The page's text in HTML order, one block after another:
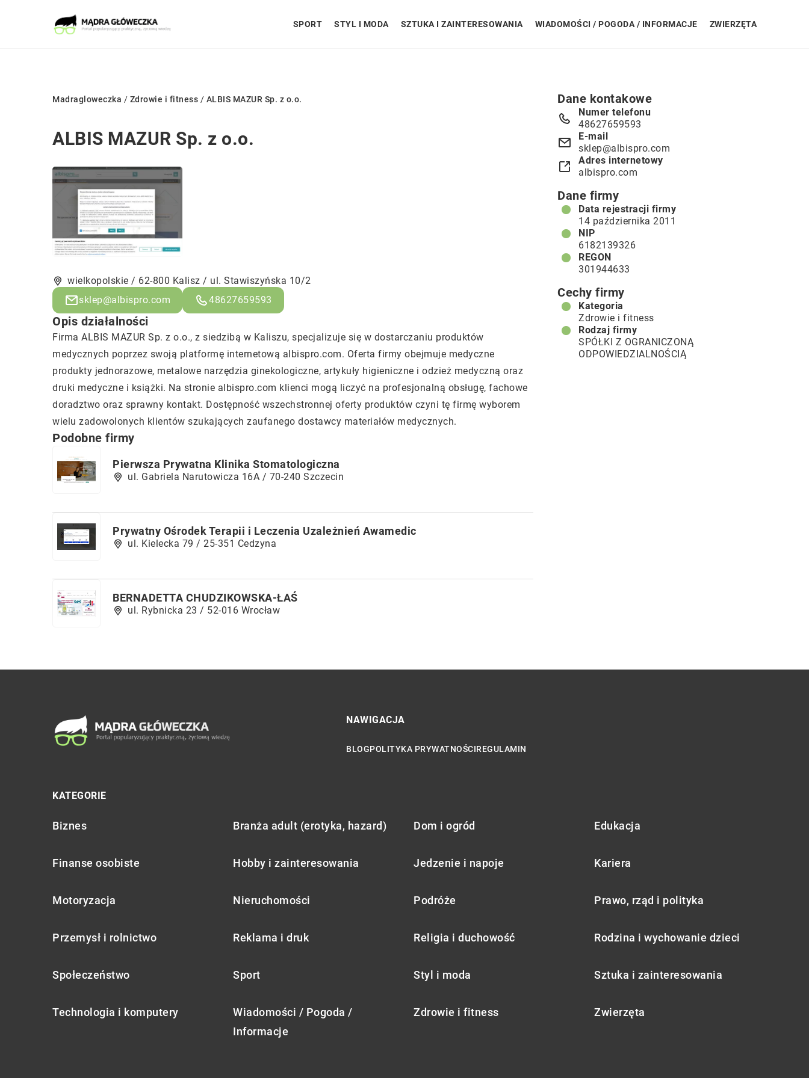
SPORT STYL I MODA SZTUKA I ZAINTERESOWANIA WIADOMOŚCI / POGODA / INFORMACJE ZWIERZĘTA
Madragloweczka / Zdrowie i fitness / ALBIS MAZUR Sp. z o.o.
ALBIS MAZUR Sp. z o.o.
wielkopolskie / 62-800 Kalisz / ul. Stawiszyńska 10/2
sklep@albispro.com
48627659593
Opis działalności
Firma ALBIS MAZUR Sp. z o.o., z siedzibą w Kaliszu, specjalizuje się w dostarczaniu produktów
medycznych poprzez swoją platformę internetową albispro.com. Oferta firmy obejmuje medyczne
produkty jednorazowe, metalowe narzędzia ginekologiczne, artykuły higieniczne i odzież medyczną oraz
druki medyczne i książki. Na stronie albispro.com klienci mogą liczyć na profesjonalną obsługę, fachowe
doradztwo oraz sprawny kontakt. Dostępność wszechstronnej oferty produktów czyni tę firmę wyborem
wielu zadowolonych klientów szukających zaufanego dostawcy materiałów medycznych.
Podobne firmy
Pierwsza Prywatna Klinika Stomatologiczna
ul. Gabriela Narutowicza 16A / 70-240 Szczecin
Prywatny Ośrodek Terapii i Leczenia Uzależnień Awamedic
ul. Kielecka 79 / 25-351 Cedzyna
BERNADETTA CHUDZIKOWSKA-ŁAŚ
ul. Rybnicka 23 / 52-016 Wrocław
Dane kontakowe
Numer telefonu
48627659593
E-mail
sklep@albispro.com
Adres internetowy
albispro.com
Dane firmy
Data rejestracji firmy
14 października 2011
NIP
6182139326
REGON
301944633
Cechy firmy
Kategoria
Zdrowie i fitness
Rodzaj firmy
SPÓŁKI Z OGRANICZONĄ
ODPOWIEDZIALNOŚCIĄ
NAWIGACJA
BLOGPOLITYKA PRYWATNOŚCIREGULAMIN
KATEGORIE
Biznes Branża adult (erotyka, hazard) Dom i ogród Edukacja
Finanse osobiste Hobby i zainteresowania Jedzenie i napoje Kariera
Motoryzacja Nieruchomości Podróże Prawo, rząd i polityka
Przemysł i rolnictwo Reklama i druk Religia i duchowość Rodzina i wychowanie dzieci
Społeczeństwo Sport Styl i moda Sztuka i zainteresowania
Technologia i komputery
Wiadomości / Pogoda /
Informacje
Zdrowie i fitness Zwierzęta